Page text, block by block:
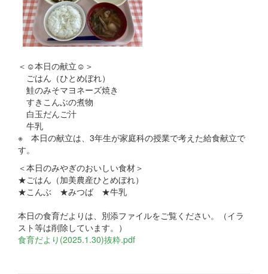
＜☺本日の献立☺＞
ごはん（ひとめぼれ）
鮭のみそマヨネーズ焼き
すきこんぶの煮物
白玉だんご汁
牛乳
※ 本日の献立は、3年生が家庭科の授業で考えた給食献立で
す。
＜本日のみやぎのおいしい食材＞
★ごはん（加美農産ひとめぼれ）
★こんぶ ★みつば ★牛乳
本日の食育だよりは、別添ファイルをご覧ください。（イラ
スト等は削除しています。）
食育だより(2025.1.30)抜粋.pdf